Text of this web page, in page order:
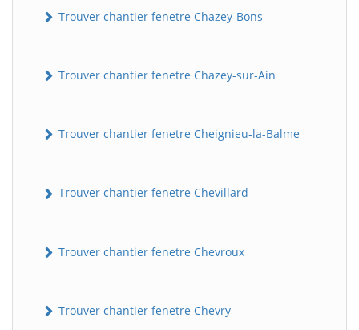
Trouver chantier fenetre Chazey-Bons
Trouver chantier fenetre Chazey-sur-Ain
Trouver chantier fenetre Cheignieu-la-Balme
Trouver chantier fenetre Chevillard
Trouver chantier fenetre Chevroux
Trouver chantier fenetre Chevry